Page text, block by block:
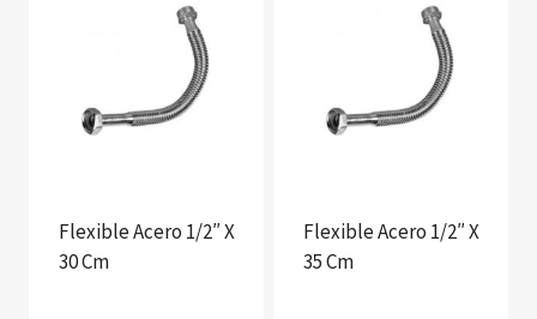
Flexible Acero 1/2″ X
30 Cm
Flexible Acero 1/2″ X
35 Cm